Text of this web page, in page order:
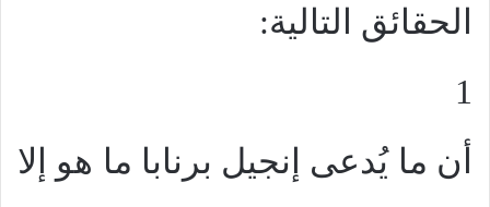
الحقائق التالية:
1
أن ما يُدعى إنجيل برنابا ما هو إلا